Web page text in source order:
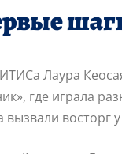
Лаура
где играла
вызвали восторг